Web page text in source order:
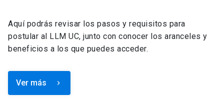
Aquí podrás revisar los pasos y requisitos para
postular al LLM UC, junto con conocer los aranceles y
beneficios a los que puedes acceder.
Ver más keyboard_arrow_right